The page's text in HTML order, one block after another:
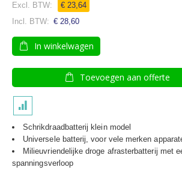
€ 23,64
€ 28,60
In winkelwagen
Toevoegen aan offerte
Schrikdraadbatterij klein model
Universele batterij, voor vele merken
Milieuvriendelijke droge afrasterbatterij met
spanningsverloop